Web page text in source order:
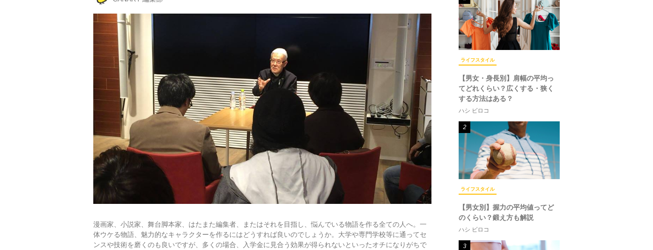
漫画家、小説家、舞台脚本家、はたまた編集者、またはそれを目指し、悩んでいる物語を作る全ての人へ。一
体ウケる物語、魅力的なキャラクターを作るにはどうすれば良いのでしょうか。大学や専門学校等に通ってセ
ンスや技術を磨くのも良いですが、多くの場合、入学金に見合う効果が得られないといったオチになりがちで
ライフスタイル
【男女・身長別】肩幅の平均っ
てどれくらい？広くする・狭く
する方法はある？
ハシ ビロコ
2
ライフスタイル
【男女別】握力の平均値ってど
のくらい？鍛え方も解説
ハシ ビロコ
3